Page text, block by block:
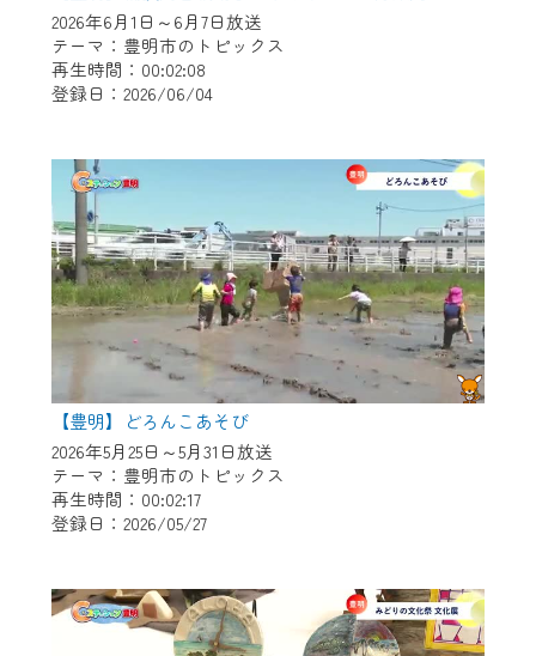
2026年6月1日～6月7日放送
テーマ：豊明市のトピックス
再生時間：00:02:08
登録日：2026/06/04
【豊明】どろんこあそび
2026年5月25日～5月31日放送
テーマ：豊明市のトピックス
再生時間：00:02:17
登録日：2026/05/27